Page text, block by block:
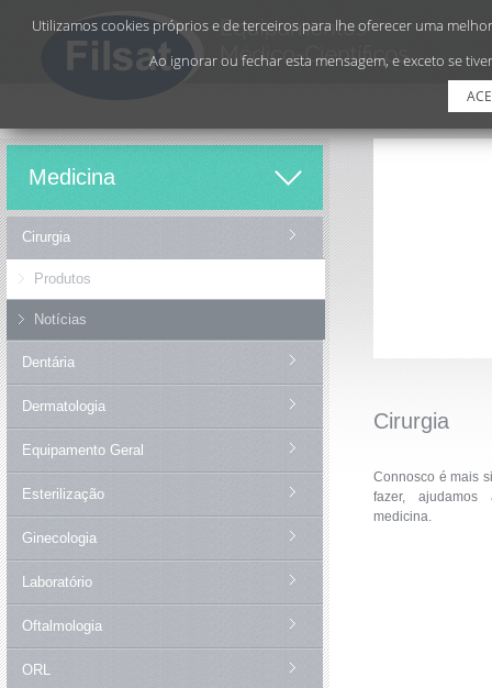
Medicina
Cirurgia
Produtos
Notícias
Dentária
Dermatologia
Equipamento Geral
Esterilização
Ginecologia
Laboratório
Oftalmologia
ORL
Cirurgia
Connosco é mais
fazer, ajudamos
medicina.
Utilizamos cookies próprios e de terceiros para lhe oferecer uma
Ao ignorar ou fechar esta mensagem, e exceto se